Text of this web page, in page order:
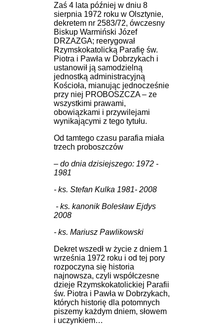
Zaś 4 lata później w dniu 8
sierpnia 1972 roku w Olsztynie,
dekretem nr 2583/72, ówczesny
Biskup Warmiński Józef
DRZAZGA; reerygował
Rzymskokatolicką Parafię św.
Piotra i Pawła w Dobrzykach i
ustanowił ją samodzielną
jednostką administracyjną
Kościoła, mianując jednocześnie
przy niej PROBOSZCZA – ze
wszystkimi prawami,
obowiązkami i przywilejami
wynikającymi z tego tytułu.
Od tamtego czasu parafia miała
trzech proboszczów
– do dnia dzisiejszego: 1972 -
1981
- ks. Stefan Kulka 1981- 2008
- ks. kanonik Bolesław Ejdys
2008
- ks. Mariusz Pawlikowski
Dekret wszedł w życie z dniem 1
września 1972 roku i od tej pory
rozpoczyna się historia
najnowsza, czyli współczesne
dzieje Rzymskokatolickiej Parafii
św. Piotra i Pawła w Dobrzykach,
których historię dla potomnych
piszemy każdym dniem, słowem
i uczynkiem…